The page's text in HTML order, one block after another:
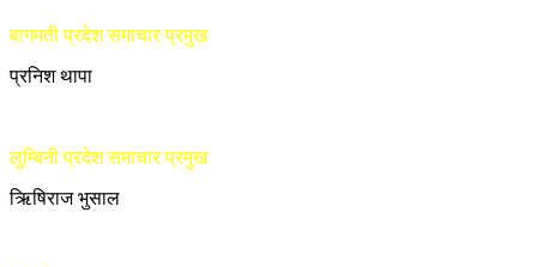
बागमती प्रदेश समाचार प्रमुख
प्रनिश थापा
लुम्बिनी प्रदेश समाचार प्रमुख
ऋिषिराज भुसाल